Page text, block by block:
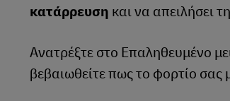
κατάρρευση και να απειλήσει
Ανατρέξτε στο Επαληθευμένο
βεβαιωθείτε πως το φορτίο σας